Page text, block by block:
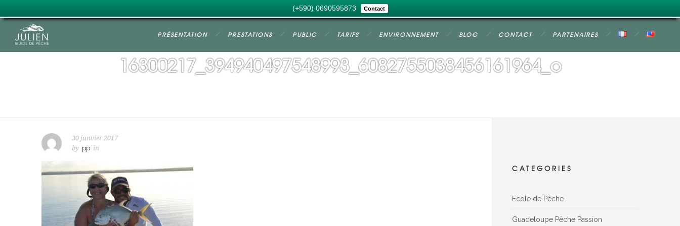
(+590) 0690595873 Contact
PRÉSENTATION PRESTATIONS PUBLIC TARIFS ENVIRONNEMENT BLOG CONTACT PARTENAIRES
16300217_394940497548993_6082755038456161964_o
30 janvier 2017
by pp in
CATEGORIES
Ecole de Pêche
Guadeloupe Pêche Passion